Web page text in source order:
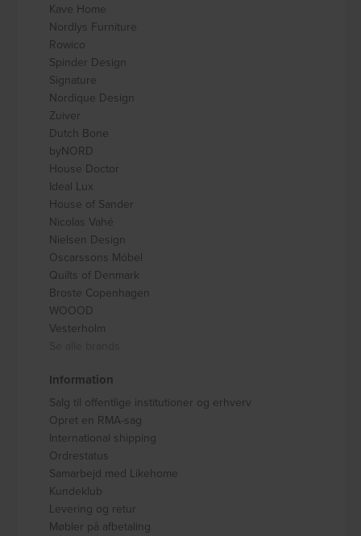
Kave Home
Nordlys Furniture
Rowico
Spinder Design
Signature
Nordique Design
Zuiver
Dutch Bone
byNORD
House Doctor
Ideal Lux
House of Sander
Nicolas Vahé
Nielsen Design
Oscarssons Móbel
Quilts of Denmark
Broste Copenhagen
WOOOD
Vesterholm
Information
Salg til offentlige institutioner og erhverv
Opret en RMA-sag
International shipping
Ordrestatus
Samarbejd med Likehome
Kundeklub
Levering og retur
Møbler på afbetaling